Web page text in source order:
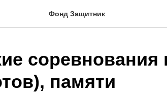
Фонд Защитник
памяти